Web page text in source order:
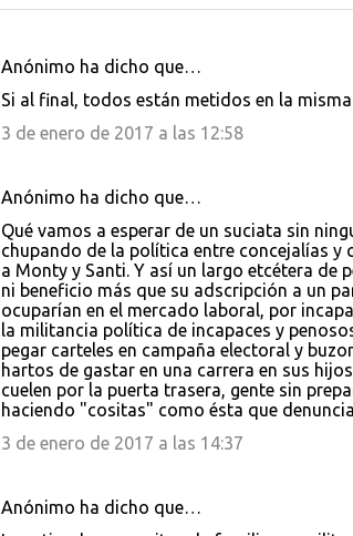
Anónimo ha dicho que…
Si al final, todos están metidos en la
3 de enero de 2017 a las 12:58
Anónimo ha dicho que…
Qué vamos a esperar de un suciata sin
chupando de la política entre concejalías
a Monty y Santi. Y así un largo etcétera de
ni beneficio más que su adscripción a un
ocuparían en el mercado laboral, por
la militancia política de incapaces y
pegar carteles en campaña electoral y
hartos de gastar en una carrera en sus
cuelen por la puerta trasera, gente sin
haciendo "cositas" como ésta que
3 de enero de 2017 a las 14:37
Anónimo ha dicho que…